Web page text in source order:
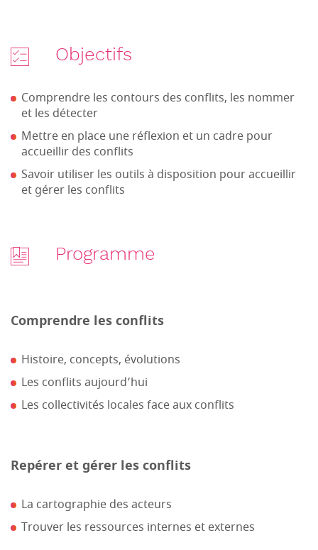
Objectifs
Comprendre les contours des conflits, les nommer
et les détecter
Mettre en place une réflexion et un cadre pour
accueillir des conflits
Savoir utiliser les outils à disposition pour accueillir
et gérer les conflits
Programme
Comprendre les conflits
Histoire, concepts, évolutions
Les conflits aujourd’hui
Les collectivités locales face aux conflits
Repérer et gérer les conflits
La cartographie des acteurs
Trouver les ressources internes et externes